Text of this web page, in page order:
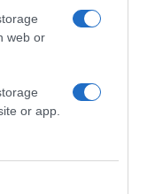
web or
or app.